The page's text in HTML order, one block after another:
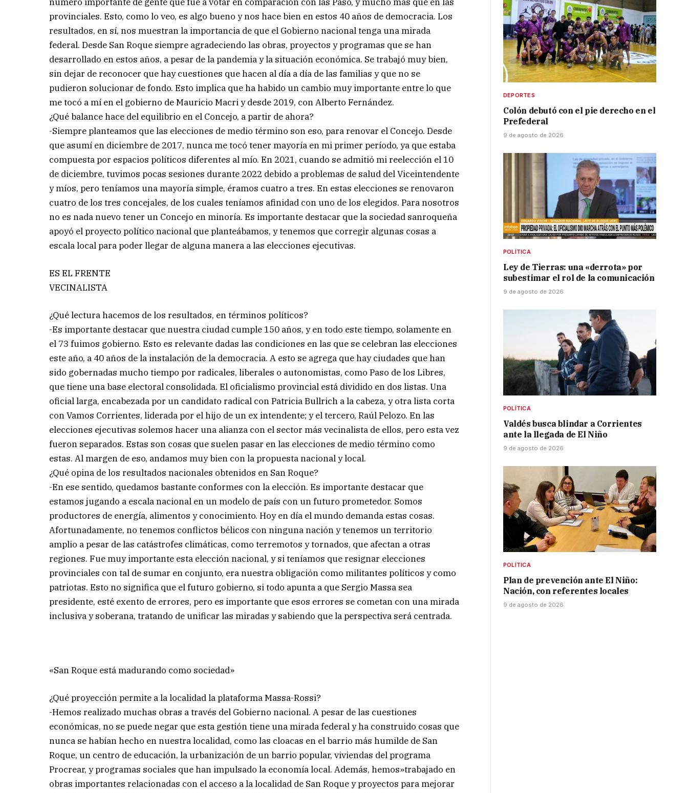
provinciales. Esto, como lo veo, es algo bueno y nos hace bien en estos 40 años de democracia. Los
resultados, en sí, nos muestran la importancia de que el Gobierno nacional tenga una mirada
federal. Desde San Roque siempre agradeciendo las obras, proyectos y programas que se han
desarrollado en estos años, a pesar de la pandemia y la situación económica. Se trabajó muy bien,
sin dejar de reconocer que hay cuestiones que hacen al día a día de las familias y que no se
pudieron solucionar de fondo. Esto implica que ha habido un cambio muy importante entre lo que
me tocó a mí en el gobierno de Mauricio Macri y desde 2019, con Alberto Fernández.
¿Qué balance hace del equilibrio en el Concejo, a partir de ahora?
-Siempre planteamos que las elecciones de medio término son eso, para renovar el Concejo. Desde
que asumí en diciembre de 2017, nunca me tocó tener mayoría en mi primer período, ya que estaba
compuesta por espacios políticos diferentes al mío. En 2021, cuando se admitió mi reelección el 10
de diciembre, tuvimos pocas sesiones durante 2022 debido a problemas de salud del Viceintendente
y míos, pero teníamos una mayoría simple, éramos cuatro a tres. En estas elecciones se renovaron
cuatro de los tres concejales, de los cuales teníamos afinidad con uno de los elegidos. Para nosotros
no es nada nuevo tener un Concejo en minoría. Es importante destacar que la sociedad sanroqueña
apoyó el proyecto político nacional que planteábamos, y tenemos que corregir algunas cosas a
escala local para poder llegar de alguna manera a las elecciones ejecutivas.
ES EL FRENTE
VECINALISTA
¿Qué lectura hacemos de los resultados, en términos políticos?
-Es importante destacar que nuestra ciudad cumple 150 años, y en todo este tiempo, solamente en
el 73 fuimos gobierno. Esto es relevante dadas las condiciones en las que se celebran las elecciones
este año, a 40 años de la instalación de la democracia. A esto se agrega que hay ciudades que han
sido gobernadas mucho tiempo por radicales, liberales o autonomistas, como Paso de los Libres,
que tiene una base electoral consolidada. El oficialismo provincial está dividido en dos listas. Una
oficial larga, encabezada por un candidato radical con Patricia Bullrich a la cabeza, y otra lista corta
con Vamos Corrientes, liderada por el hijo de un ex intendente; y el tercero, Raúl Pelozo. En las
elecciones ejecutivas solemos hacer una alianza con el sector más vecinalista de ellos, pero esta vez
fueron separados. Estas son cosas que suelen pasar en las elecciones de medio término como
estas. Al margen de eso, andamos muy bien con la propuesta nacional y local.
¿Qué opina de los resultados nacionales obtenidos en San Roque?
-En ese sentido, quedamos bastante conformes con la elección. Es importante destacar que
estamos jugando a escala nacional en un modelo de país con un futuro prometedor. Somos
productores de energía, alimentos y conocimiento. Hoy en día el mundo demanda estas cosas.
Afortunadamente, no tenemos conflictos bélicos con ninguna nación y tenemos un territorio
amplio a pesar de las catástrofes climáticas, como terremotos y tornados, que afectan a otras
regiones. Fue muy importante esta elección nacional, y si teníamos que resignar elecciones
provinciales con tal de sumar en conjunto, era nuestra obligación como militantes políticos y como
patriotas. Esto no significa que el futuro gobierno, si todo apunta a que Sergio Massa sea
presidente, esté exento de errores, pero es importante que esos errores se cometan con una mirada
inclusiva y soberana, tratando de unificar las miradas y sabiendo que la perspectiva será centrada.
«San Roque está madurando como sociedad»
¿Qué proyección permite a la localidad la plataforma Massa-Rossi?
-Hemos realizado muchas obras a través del Gobierno nacional. A pesar de las cuestiones
económicas, no se puede negar que esta gestión tiene una mirada federal y ha construido cosas que
nunca se habían hecho en nuestra localidad, como las cloacas en el barrio más humilde de San
Roque, un centro de educación, la urbanización de un barrio popular, viviendas del programa
Procrear, y programas sociales que han impulsado la economía local. Además, hemos»trabajado en
obras importantes relacionadas con el acceso a la localidad de San Roque y proyectos para mejorar
DEPORTES
Colón debutó con el pie derecho en el
Prefederal
9 de agosto de 2026
POLÍTICA
Ley de Tierras: una «derrota» por
subestimar el rol de la comunicación
9 de agosto de 2026
POLÍTICA
Valdés busca blindar a Corrientes
ante la llegada de El Niño
9 de agosto de 2026
POLÍTICA
Plan de prevención ante El Niño:
Nación, con referentes locales
9 de agosto de 2026